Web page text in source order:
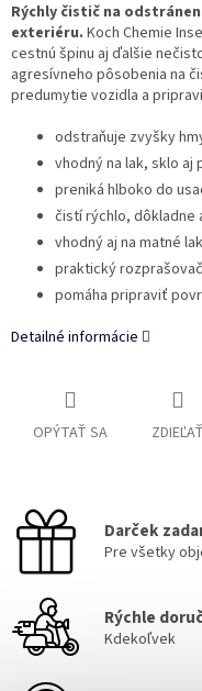
Rýchly čistič na
exteriéru. Koch Chemie
cestnú špinu aj ďalšie
agresívneho pôsobenia na
predumytie vozidla a
odstraňuje zvyšky
vhodný na lak, sklo aj
preniká hlboko do
čistí rýchlo, dôkladne
vhodný aj na matné
praktický
pomáha pripraviť
Detailné informácie
OPÝTAŤ SA ZDIEĽAŤ
Darček
Pre všetky
Rýchle
Kdekoľvek